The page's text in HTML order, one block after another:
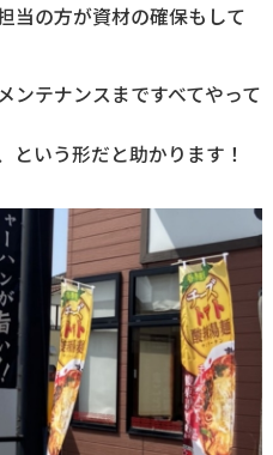
当の方が資材の確保もして
ンテナンスまですべてやって
という形だと助かります！